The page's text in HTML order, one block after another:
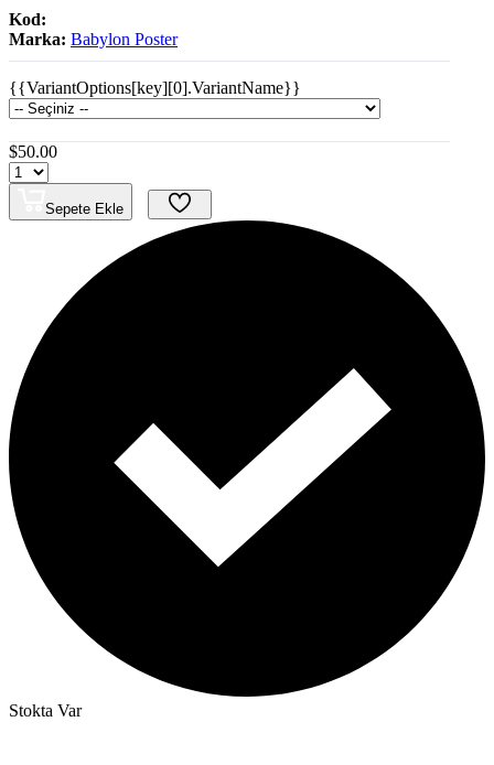
Kod:
Marka: Babylon Poster
{{VariantOptions[key][0].VariantName}}
$50.00
Sepete Ekle
Stokta Var